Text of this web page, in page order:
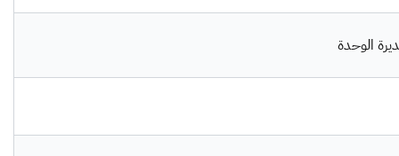
الوحدة